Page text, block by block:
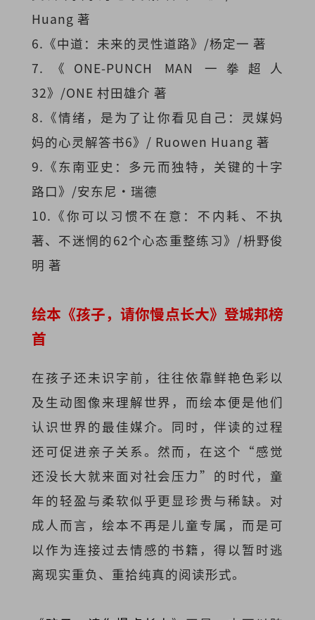
Huang 著
6.《中道：未来的灵性道路》/杨定一 著
7.《ONE-PUNCH MAN 一拳超人
32》/ONE 村田雄介 著
8.《情绪，是为了让你看见自己：灵媒妈
妈的心灵解答书6》/ Ruowen Huang 著
9.《东南亚史：多元而独特，关键的十字
路口》/安东尼·瑞德
10.《你可以习惯不在意：不内耗、不执
著、不迷惘的62个心态重整练习》/枡野俊
明 著
绘本《孩子，请你慢点长大》登城邦榜
首
在孩子还未识字前，往往依靠鲜艳色彩以
及生动图像来理解世界，而绘本便是他们
认识世界的最佳媒介。同时，伴读的过程
还可促进亲子关系。然而，在这个“感觉
还没长大就来面对社会压力”的时代，童
年的轻盈与柔软似乎更显珍贵与稀缺。对
成人而言，绘本不再是儿童专属，而是可
以作为连接过去情感的书籍，得以暂时逃
离现实重负、重拾纯真的阅读形式。